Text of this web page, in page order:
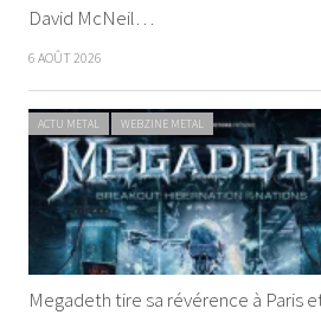
David McNeil…
6 AOÛT 2026
ACTU METAL WEBZINE METAL
Megadeth tire sa révérence à Paris